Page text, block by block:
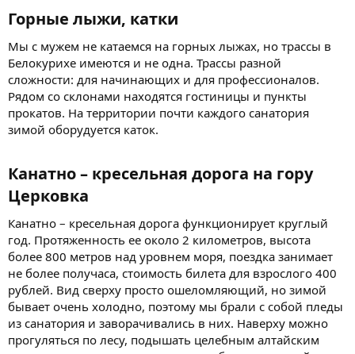
Горные лыжи, катки​
Мы с мужем не катаемся на горных лыжах, но трассы в
Белокурихе имеются и не одна. Трассы разной
сложности: для начинающих и для профессионалов.
Рядом со склонами находятся гостиницы и пункты
прокатов. На территории почти каждого санатория
зимой оборудуется каток.
Канатно – кресельная дорога на гору
Церковка​
Канатно – кресельная дорога функционирует круглый
год. Протяженность ее около 2 километров, высота
более 800 метров над уровнем моря, поездка занимает
не более получаса, стоимость билета для взрослого 400
рублей. Вид сверху просто ошеломляющий, но зимой
бывает очень холодно, поэтому мы брали с собой пледы
из санатория и заворачивались в них. Наверху можно
прогуляться по лесу, подышать целебным алтайским